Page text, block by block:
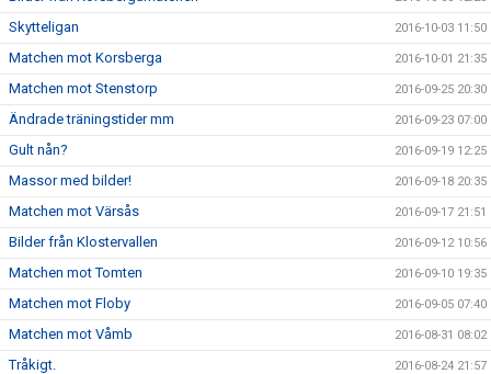
Skytteligan 2016-10-03 11:50
Matchen mot Korsberga 2016-10-01 21:35
Matchen mot Stenstorp 2016-09-25 20:30
Ändrade träningstider mm 2016-09-23 07:00
Gult nån? 2016-09-19 12:25
Massor med bilder! 2016-09-18 20:35
Matchen mot Värsås 2016-09-17 21:51
Bilder från Klostervallen 2016-09-12 10:56
Matchen mot Tomten 2016-09-10 19:35
Matchen mot Floby 2016-09-05 07:40
Matchen mot Våmb 2016-08-31 08:02
Tråkigt. 2016-08-24 21:57